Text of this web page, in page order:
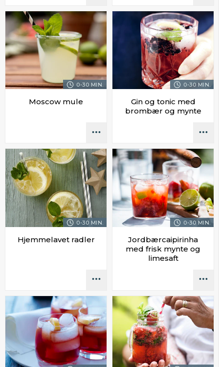
0-30 MIN.
Moscow mule
0-30 MIN.
Gin og tonic med
brombær og mynte
0-30 MIN.
Hjemmelavet radler
0-30 MIN.
Jordbærcaipirinha
med frisk mynte og
limesaft